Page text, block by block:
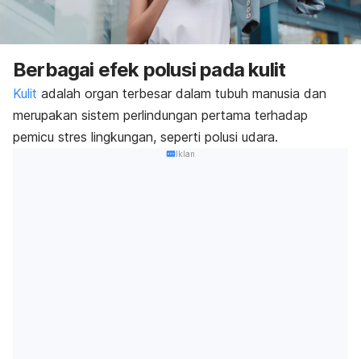
Berbagai efek polusi pada kulit
Kulit adalah organ terbesar dalam tubuh manusia dan
merupakan sistem perlindungan pertama terhadap
pemicu stres lingkungan, seperti polusi udara.
Iklan